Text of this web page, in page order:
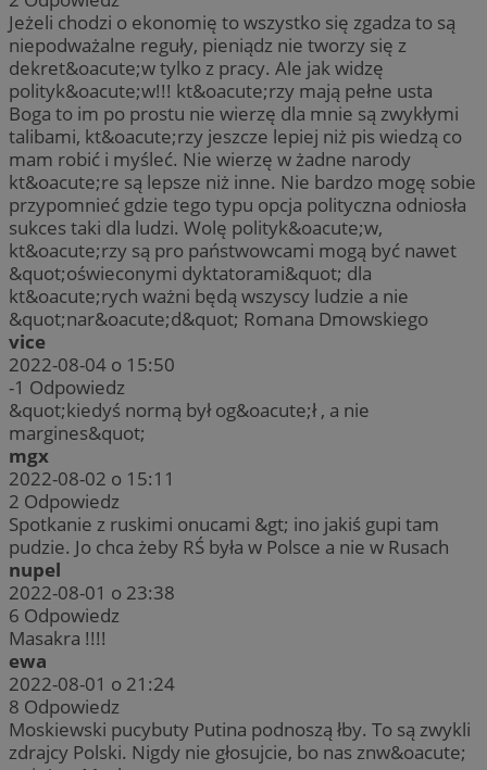
Jeżeli chodzi o ekonomię to wszystko się zgadza to są
niepodważalne reguły, pieniądz nie tworzy się z
dekret&oacute;w tylko z pracy. Ale jak widzę
polityk&oacute;w!!! kt&oacute;rzy mają pełne usta
Boga to im po prostu nie wierzę dla mnie są zwykłymi
talibami, kt&oacute;rzy jeszcze lepiej niż pis wiedzą co
mam robić i myśleć. Nie wierzę w żadne narody
kt&oacute;re są lepsze niż inne. Nie bardzo mogę sobie
przypomnieć gdzie tego typu opcja polityczna odniosła
sukces taki dla ludzi. Wolę polityk&oacute;w,
kt&oacute;rzy są pro państwowcami mogą być nawet
&quot;oświeconymi dyktatorami&quot; dla
kt&oacute;rych ważni będą wszyscy ludzie a nie
&quot;nar&oacute;d&quot; Romana Dmowskiego
vice
2022-08-04 o 15:50
-1 Odpowiedz
&quot;kiedyś normą był og&oacute;ł , a nie
margines&quot;
mgx
2022-08-02 o 15:11
2 Odpowiedz
Spotkanie z ruskimi onucami &gt; ino jakiś gupi tam
pudzie. Jo chca żeby RŚ była w Polsce a nie w Rusach
nupel
2022-08-01 o 23:38
6 Odpowiedz
Masakra !!!!
ewa
2022-08-01 o 21:24
8 Odpowiedz
Moskiewski pucybuty Putina podnoszą łby. To są zwykli
zdrajcy Polski. Nigdy nie głosujcie, bo nas znw&oacute;